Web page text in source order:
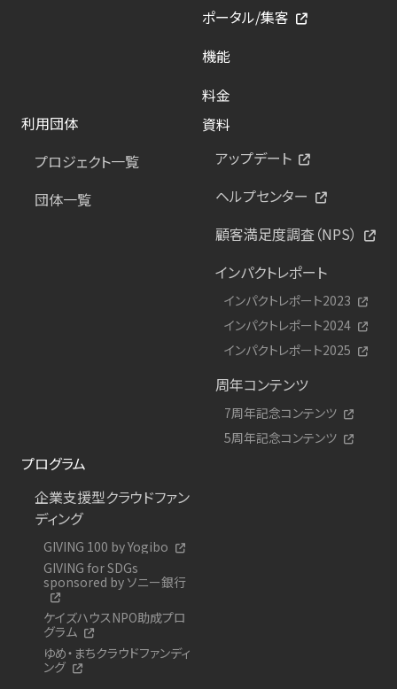
ポータル/集客
機能
料金
利用団体
プロジェクト一覧
団体一覧
資料
アップデート
ヘルプセンター
顧客満足度調査（NPS）
インパクトレポート
インパクトレポート2023
インパクトレポート2024
インパクトレポート2025
周年コンテンツ
7周年記念コンテンツ
5周年記念コンテンツ
プログラム
企業支援型クラウドファン
ディング
GIVING 100 by Yogibo
GIVING for SDGs
sponsored by ソニー銀行
ケイズハウスNPO助成プロ
グラム
ゆめ・まちクラウドファンディ
ング